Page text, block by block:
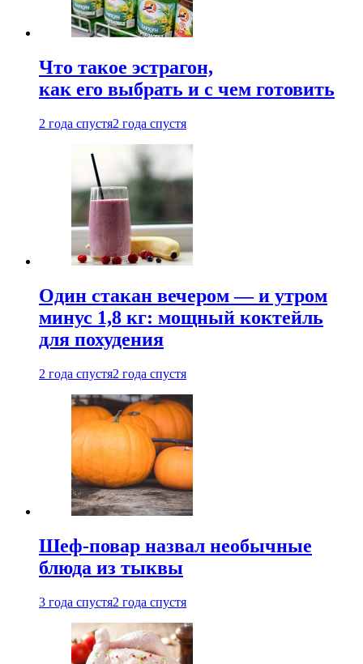
Что такое эстрагон,
как его выбрать и с чем готовить
2 года спустя2 года спустя
Один стакан вечером — и утром
минус 1,8 кг: мощный коктейль
для похудения
2 года спустя2 года спустя
Шеф-повар назвал необычные
блюда из тыквы
3 года спустя2 года спустя